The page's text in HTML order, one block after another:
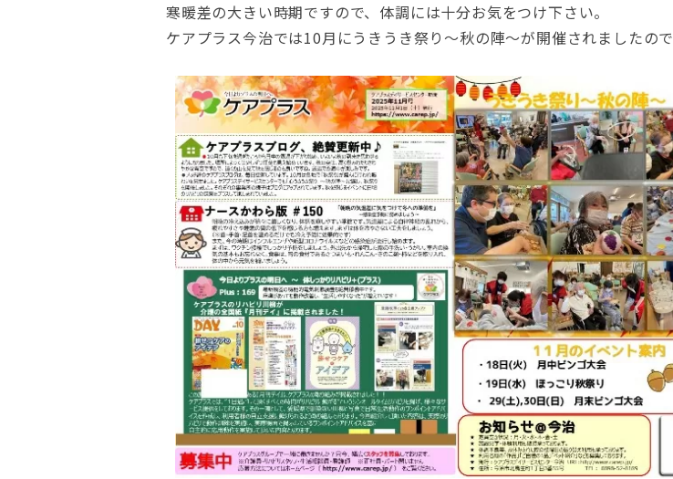
寒暖差の大きい時期ですので、体調には十分お気をつけ下さい。
ケアプラス今治では10月にうきうき祭り～秋の陣～が開催されましたの